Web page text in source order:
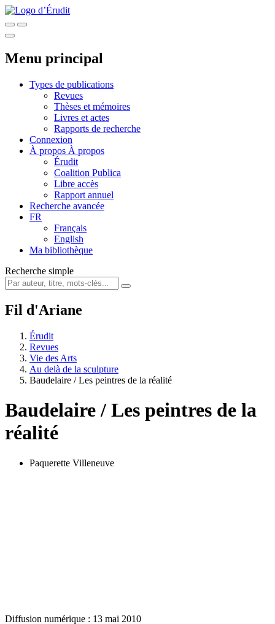
Menu principal
Types de publications
Revues
Thèses et mémoires
Livres et actes
Rapports de recherche
Connexion
À propos À propos
Érudit
Coalition Publica
Libre accès
Rapport annuel
Recherche avancée
FR
Français
English
Ma bibliothèque
Recherche simple
Fil d'Ariane
Érudit
Revues
Vie des Arts
Au delà de la sculpture
Baudelaire / Les peintres de la réalité
Baudelaire / Les peintres de la
réalité
Paquerette Villeneuve
Diffusion numérique : 13 mai 2010